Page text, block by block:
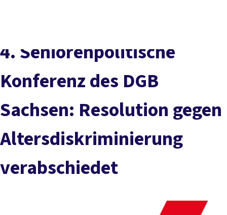
Service
4. Seniorenpolitische
Konferenz des DGB
Sachsen: Resolution gegen
Altersdiskriminierung
verabschiedet